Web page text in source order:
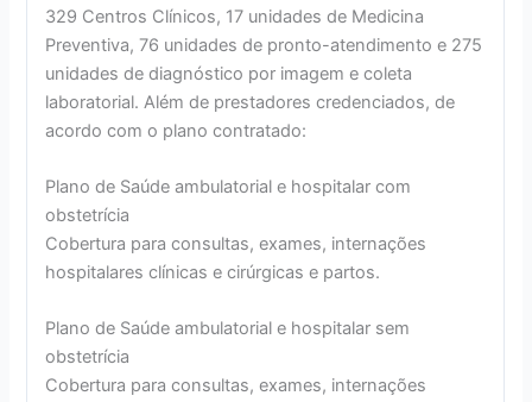
329 Centros Clínicos, 17 unidades de Medicina
Preventiva, 76 unidades de pronto-atendimento e 275
unidades de diagnóstico por imagem e coleta
laboratorial. Além de prestadores credenciados, de
acordo com o plano contratado:
Plano de Saúde ambulatorial e hospitalar com
obstetrícia
Cobertura para consultas, exames, internações
hospitalares clínicas e cirúrgicas e partos.
Plano de Saúde ambulatorial e hospitalar sem
obstetrícia
Cobertura para consultas, exames, internações